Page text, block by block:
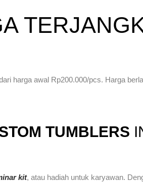
harga awal Rp200.000/pcs. Harga
TUMBLERS
kit, atau hadiah untuk karyawan.